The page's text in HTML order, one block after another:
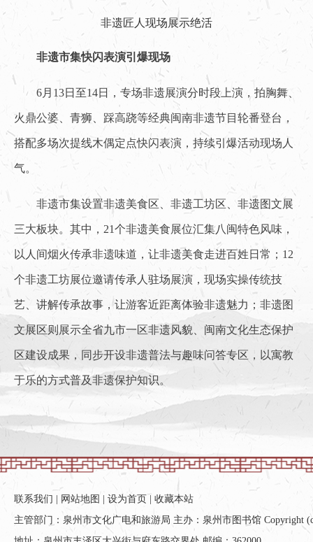
非遗匠人现场展示绝活
非遗市集快闪表演引爆现场
6月13日至14日，专场非遗展演分时段上演，拍胸舞、
火鼎公婆、青狮、踩高跷等经典闽南非遗节目轮番登台，
搭配多场次提线木偶定点快闪表演，持续引爆活动现场人
气。
非遗市集设置非遗美食区、非遗工坊区、非遗图文展
三大板块。其中，21个非遗美食展位汇集八闽特色风味，
以人间烟火传承非遗味道，让非遗美食走进百姓日常；12
个非遗工坊展位邀请传承人驻场展演，现场实操传统技
艺、讲解传承故事，让游客近距离体验非遗魅力；非遗图
文展区则展示全省九市一区非遗风貌、闽南文化生态保护
区建设成果，同步开设非遗普法与趣味问答专区，以寓教
于乐的方式普及非遗保护知识。
联系我们 网站地图 设为首页
收藏本站
主管部门：泉州市文化广电和旅游局 主办：泉州市图书馆 Copyright